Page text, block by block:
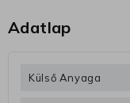
Adatlap
Külső Anyaga